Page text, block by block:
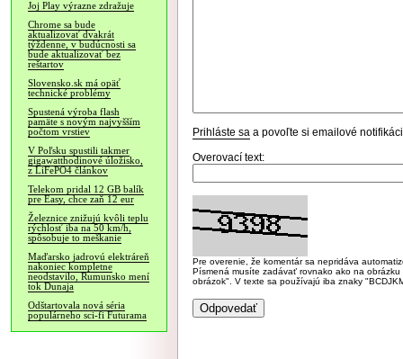
Joj Play výrazne zdražuje
Chrome sa bude
aktualizovať dvakrát
týždenne, v budúcnosti sa
bude aktualizovať bez
reštartov
Slovensko.sk má opäť
technické problémy
Spustená výroba flash
pamäte s novým najvyšším
počtom vrstiev
V Poľsku spustili takmer
gigawatthodinové úložisko,
z LiFePO4 článkov
Telekom pridal 12 GB balík
pre Easy, chce zaň 12 eur
Železnice znižujú kvôli teplu
rýchlosť iba na 50 km/h,
spôsobuje to meškanie
Maďarsko jadrovú elektráreň
nakoniec kompletne
neodstavilo, Rumunsko mení
tok Dunaja
Odštartovala nová séria
populárneho sci-fi Futurama
Prihláste sa a povoľte si emailové
Overovací text:
Pre overenie, že komentár sa nepridáva
Písmená musíte zadávať rovnako ako na
obrázok". V texte sa používajú iba znaky